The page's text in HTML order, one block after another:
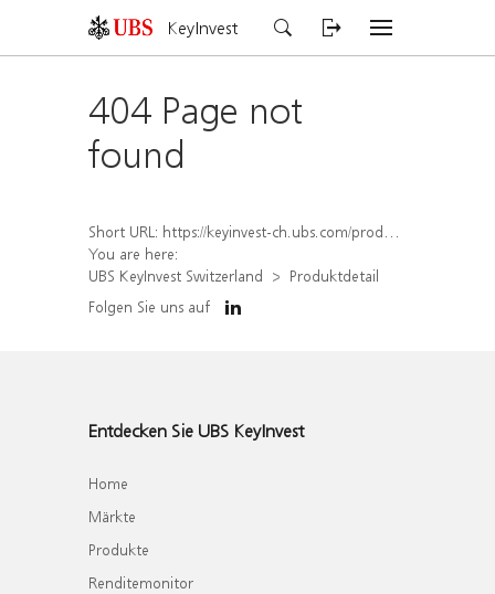
KeyInvest
404 Page not
found
Short URL: https://keyinvest-ch.ubs.com/produkt/detail/index/isin/CH1579769204
You are here:
UBS KeyInvest Switzerland
Produktdetail
Folgen Sie uns auf
Entdecken Sie UBS KeyInvest
Home
Märkte
Produkte
Renditemonitor